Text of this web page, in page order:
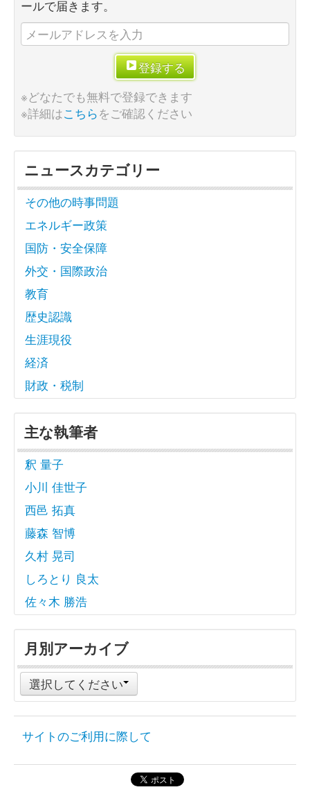
ールで届きます。
登録する
※どなたでも無料で登録できます
※詳細はこちらをご確認ください
ニュースカテゴリー
その他の時事問題
エネルギー政策
国防・安全保障
外交・国際政治
教育
歴史認識
生涯現役
経済
財政・税制
主な執筆者
釈 量子
小川 佳世子
西邑 拓真
藤森 智博
久村 晃司
しろとり 良太
佐々木 勝浩
月別アーカイブ
選択してください
サイトのご利用に際して